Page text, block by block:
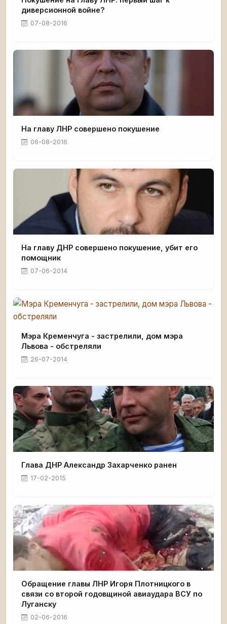
диверсионной войне?
07-08-2016
На главу ЛНР совершено покушение
06-08-2016
На главу ДНР совершено покушение, убит его
помощник
07-06-2014
Мэра Кременчуга - застрелили, дом мэра
Львова - обстреляли
26-07-2014
Глава ДНР Александр Захарченко ранен
17-02-2015
Обращение главы ЛНР Игоря Плотницкого в
связи со второй годовщиной авиаудара ВСУ по
Луганску
02-06-2016